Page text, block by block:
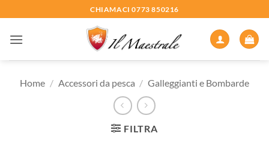
ai
contenuti
CHIAMACI 0773 850216
Home / Accessori da pesca / Galleggianti e Bombarde
FILTRA